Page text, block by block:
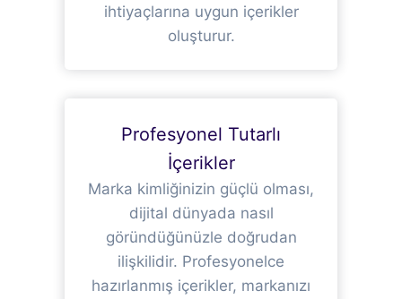
ihtiyaçlarına uygun içerikler
oluşturur.
Profesyonel Tutarlı
İçerikler
Marka kimliğinizin güçlü olması,
dijital dünyada nasıl
göründüğünüzle doğrudan
ilişkilidir. Profesyonelce
hazırlanmış içerikler, markanızı